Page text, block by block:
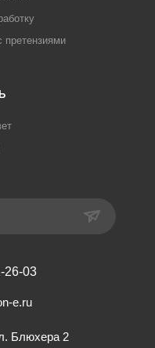
претензиями
26-03
e.ru
Блюхера 2